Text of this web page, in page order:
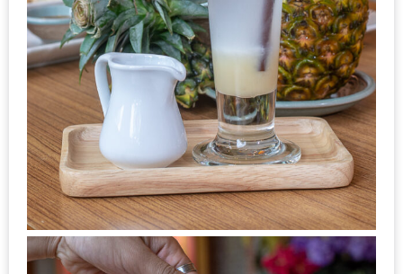
ฟรี
2
ท่าน
ลุ้น
รับ
GIFT
VOUCHER
รับ
ประทาน
อาหาร